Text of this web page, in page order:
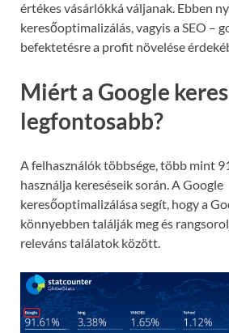
értékes vásárlókká váljanak. Ebben
keresőoptimalizálás, vagyis a SEO –
befektetésre a profit növelése
Miért a Google
legfontosabb?
A felhasználók többsége, több mint
használja kereséseik során. A Google
keresőoptimalizálása segít, hogy a
könnyebben találják meg és
releváns találatok között.